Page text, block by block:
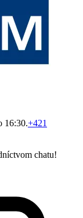
16:30.+421
chatu!